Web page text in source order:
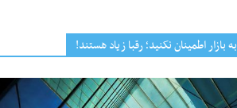
به بازار اطمینان نکنید؛ رقبا زیاد هستند!